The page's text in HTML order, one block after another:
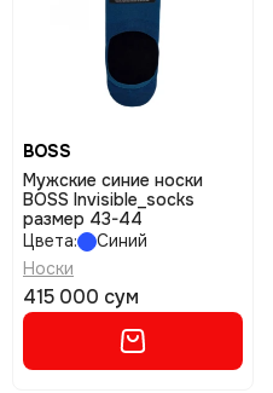
BOSS
Мужские синие носки
BOSS Invisible_socks
размер 43-44
Цвета:
Синий
Носки
415 000 сум